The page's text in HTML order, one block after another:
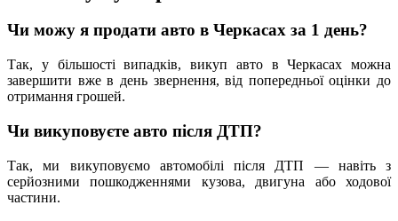
Чи можу я продати авто в Черкасах за 1 день?
Так, у більшості випадків, викуп авто в Черкасах можна
завершити вже в день звернення, від попередньої оцінки до
отримання грошей.
Чи викуповуєте авто після ДТП?
Так, ми викуповуємо автомобілі після ДТП — навіть з
серйозними пошкодженнями кузова, двигуна або ходової
частини.